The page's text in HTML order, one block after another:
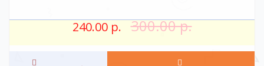
240.00 р. 300.00 р.